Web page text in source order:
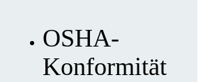
OSHA-
Konformität